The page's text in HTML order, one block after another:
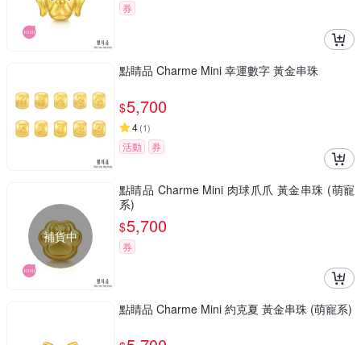
券
點睛品 Charme Mini 幸運數字 黃金串珠
$5,700
4(1)
活動 券
補貨中
點睛品 Charme Mini 肉球爪爪 黃金串珠 (萌寵
系)
$5,700
券
點睛品 Charme Mini 約克夏 黃金串珠 (萌寵系)